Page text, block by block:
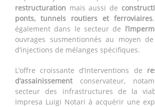
restructuration mais aussi de
ponts, tunnels routiers et ferroviaires
également dans le secteur de
ouvrages susmentionnés au moyen
d’injections de mélanges spécifiques.
L’offre croissante d’interventions de
d’assainissement conservateur,
secteur des infrastructures de la
Impresa Luigi Notari à acquérir une